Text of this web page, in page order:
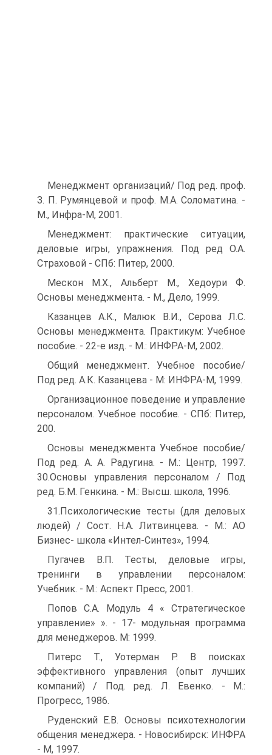
Менеджмент организаций/ Под ред. проф.
З. П. Румянцевой и проф. М.А. Соломатина. -
М., Инфра-М, 2001.
Менеджмент: практические ситуации,
деловые игры, упражнения. Под ред О.А.
Страховой - СПб: Питер, 2000.
Мескон М.Х., Альберт М., Хедоури Ф.
Основы менеджмента. - М., Дело, 1999.
Казанцев А.К., Малюк В.И., Серова Л.С.
Основы менеджмента. Практикум: Учебное
пособие. - 22-е изд. - М.: ИНФРА-М, 2002.
Общий менеджмент. Учебное пособие/
Под ред. А.К. Казанцева - М: ИНФРА-М, 1999.
Организационное поведение и управление
персоналом. Учебное пособие. - СПб: Питер,
200.
Основы менеджмента Учебное пособие/
Под ред. А. А. Радугина. - М.: Центр, 1997.
30.Основы управления персоналом / Под
ред. Б.М. Генкина. - М.: Высш. школа, 1996.
31.Психологические тесты (для деловых
людей) / Сост. Н.А. Литвинцева. - М.: АО
Бизнес- школа «Интел-Синтез», 1994.
Пугачев В.П. Тесты, деловые игры,
тренинги в управлении персоналом:
Учебник. - М.: Аспект Пресс, 2001.
Попов С.А. Модуль 4 « Стратегическое
управление» ». - 17- модульная программа
для менеджеров. М: 1999.
Питерс Т., Уотерман Р. В поисках
эффективного управления (опыт лучших
компаний) / Под. ред. Л. Евенко. - М.:
Прогресс, 1986.
Руденский Е.В. Основы психотехнологии
общения менеджера. - Новосибирск: ИНФРА
- М, 1997.